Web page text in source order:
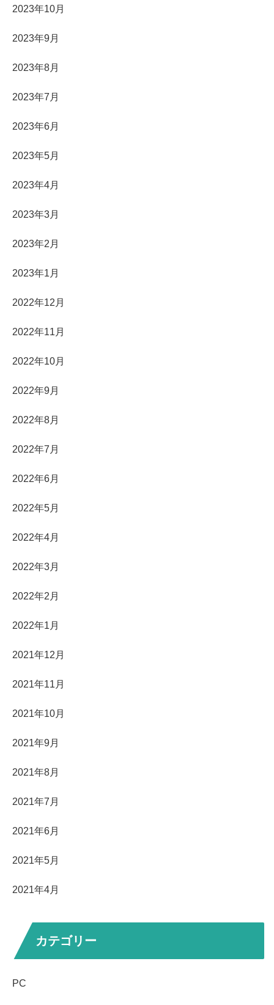
2023年10月
2023年9月
2023年8月
2023年7月
2023年6月
2023年5月
2023年4月
2023年3月
2023年2月
2023年1月
2022年12月
2022年11月
2022年10月
2022年9月
2022年8月
2022年7月
2022年6月
2022年5月
2022年4月
2022年3月
2022年2月
2022年1月
2021年12月
2021年11月
2021年10月
2021年9月
2021年8月
2021年7月
2021年6月
2021年5月
2021年4月
カテゴリー
PC